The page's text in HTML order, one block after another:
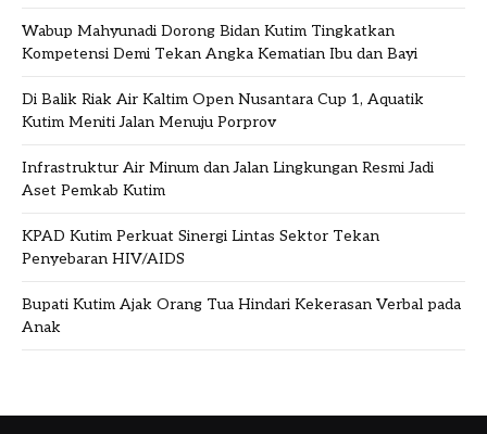
Wabup Mahyunadi Dorong Bidan Kutim Tingkatkan
Kompetensi Demi Tekan Angka Kematian Ibu dan Bayi
Di Balik Riak Air Kaltim Open Nusantara Cup 1, Aquatik
Kutim Meniti Jalan Menuju Porprov
Infrastruktur Air Minum dan Jalan Lingkungan Resmi Jadi
Aset Pemkab Kutim
KPAD Kutim Perkuat Sinergi Lintas Sektor Tekan
Penyebaran HIV/AIDS
Bupati Kutim Ajak Orang Tua Hindari Kekerasan Verbal pada
Anak